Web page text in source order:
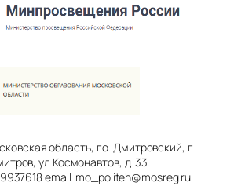
область, г.о. Дмитровский, г
ул Космонавтов, д. 33.
email. mo_politeh@mosreg.ru